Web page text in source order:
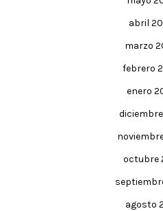
abril
marzo
febrero
enero
diciembre
octubre
agosto